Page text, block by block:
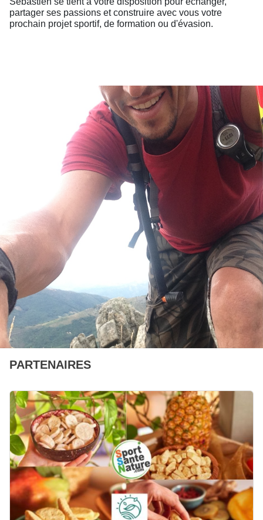
partager ses passions et construire avec vous votre
prochain projet sportif, de formation ou d'évasion.
PARTENAIRES